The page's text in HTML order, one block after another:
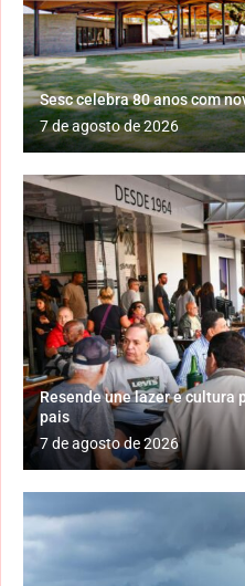
Sesc celebra 80 anos com
7 de agosto de 2026
Resende une lazer e cultura
pais
7 de agosto de 2026